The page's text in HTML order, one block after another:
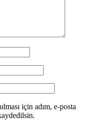
için adım, e-posta